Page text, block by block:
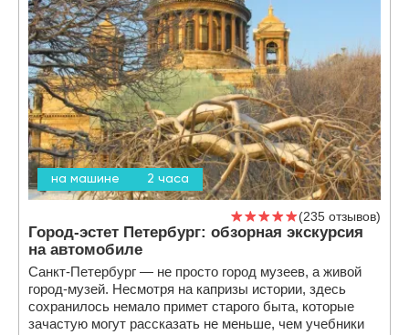
на машине 2 часа
235 отзывов
Город-эстет Петербург: обзорная экскурсия
на автомобиле
Санкт-Петербург — не просто город музеев, а живой
город-музей. Несмотря на капризы истории, здесь
сохранилось немало примет старого быта, которые
зачастую могут рассказать не меньше, чем учебники